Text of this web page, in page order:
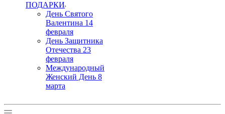
ПОДАРКИ
День Святого
Валентина 14
февраля
День Защитника
Отечества 23
февраля
Международный
Женский День 8
марта